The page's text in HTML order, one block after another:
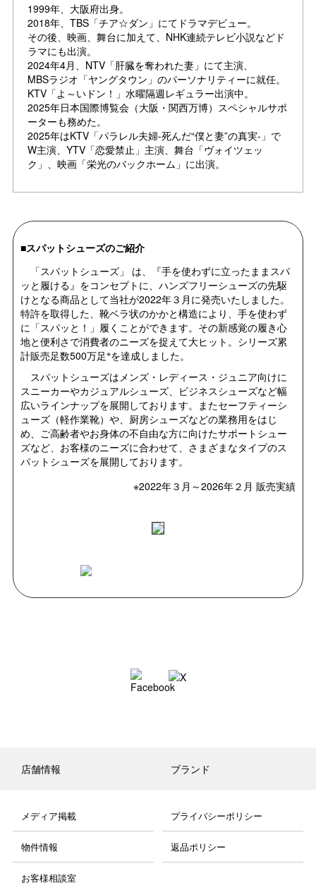
1999年、大阪府出身。
2018年、TBS「チア☆ダン」にてドラマデビュー。
その後、映画、舞台に加えて、NHK連続テレビ小説などド
ラマにも出演。
2024年4月、NTV「肝臓を奪われた妻」にて主演、
MBSラジオ「ヤングタウン」のパーソナリティーに就任。
KTV「よ～いドン！」水曜隔週レギュラー出演中。
2025年日本国際博覧会（大阪・関西万博）スペシャルサポ
ーターも務めた。
2025年はKTV「パラレル夫婦-死んだ“僕と妻”の真実-」で
W主演、YTV「恋愛禁止」主演、舞台「ヴォイツェッ
ク」、映画「栄光のバックホーム」に出演。
■スパットシューズのご紹介
「スパットシューズ」 は、『手を使わずに立ったままスパ
ッと履ける』をコンセプトに、ハンズフリーシューズの先駆
けとなる商品として当社が2022年３月に発売いたしました。
特許を取得した、靴ベラ状のかかと構造により、手を使わず
に「スパッと！」履くことができます。その新感覚の履き心
地と便利さで消費者のニーズを捉えて大ヒット。シリーズ累
計販売足数500万足※を達成しました。
スパットシューズはメンズ・レディース・ジュニア向けに
スニーカーやカジュアルシューズ、ビジネスシューズなど幅
広いラインナップを展開しております。またセーフティーシ
ューズ（軽作業靴）や、厨房シューズなどの業務用をはじ
め、ご高齢者やお身体の不自由な方に向けたサポートシュー
ズなど、お客様のニーズに合わせて、さまざまなタイプのス
パットシューズを展開しております。
※2022年３月～2026年２月 販売実績
店舗情報 ブランド
メディア掲載 プライバシーポリシー
物件情報 返品ポリシー
お客様相談室